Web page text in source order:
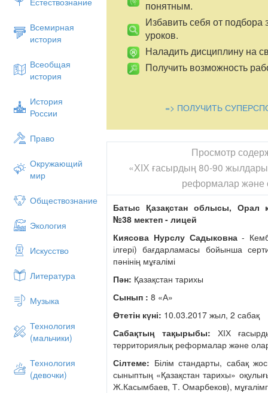
Всемирная
история
Всеобщая
история
История
России
Право
Окружающий
мир
Обществознание
Экология
Искусство
Литература
Музыка
Технология
(мальчики)
Технология
(девочки)
понятным.
Избавить себя от подбора
уроков.
Наладить дисциплину на
Получить возможность
=> ПОЛУЧИТЬ
Просмотр
«ХІХ ғасырдың 80-90
реформалар және
Батыс Қазақстан облысы, Орал
№38 мектеп - лицей
Киясова Нурслу Садыковна-
ілгері) бағдарламасы бойынша
пәнінің мұғалімі
Пән: Қазақстан тарихы
Сынып : 8 «А»
Өтетін күні: 10.03.2017 жыл, 2 сабақ
Сабақтың тақырыбы: ХІХ
территориялық реформалар және
Сілтеме: Білім стандарты, сабақ
сыныптың «Қазақстан тарихы»
Ж.Касымбаев, Т. Омарбеков),